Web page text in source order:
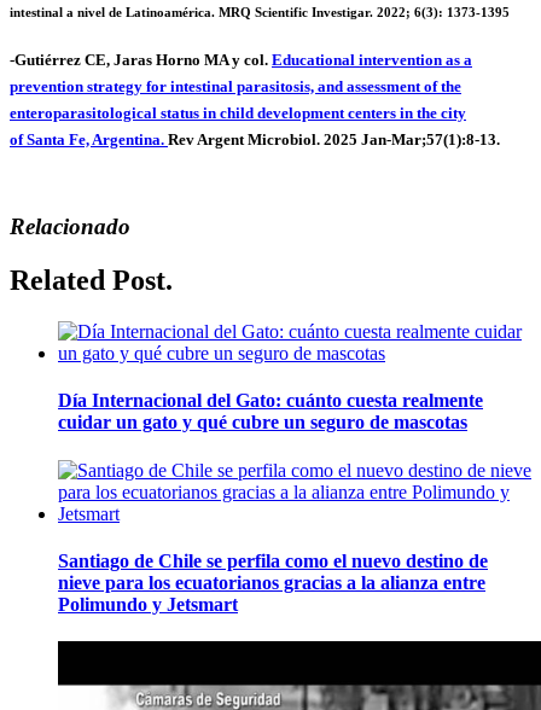
intestinal a nivel de Latinoamérica. MRQ Scientific Investigar. 2022; 6(3): 1373-1395
-Gutiérrez CE, Jaras Horno MA y col. Educational intervention as a
prevention strategy for intestinal parasitosis, and assessment of the
enteroparasitological status in child development centers in the city
of Santa Fe, Argentina. Rev Argent Microbiol. 2025 Jan-Mar;57(1):8-13.
Relacionado
Related Post.
Día Internacional del Gato: cuánto cuesta realmente
cuidar un gato y qué cubre un seguro de mascotas
Santiago de Chile se perfila como el nuevo destino de
nieve para los ecuatorianos gracias a la alianza entre
Polimundo y Jetsmart